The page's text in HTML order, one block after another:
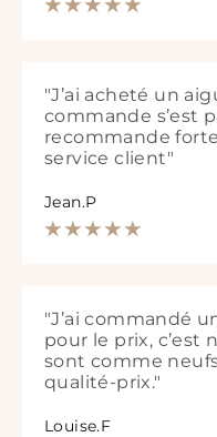
"J’ai acheté un
commande s’est
recommande
service client"
Jean.P
"J’ai commandé
pour le prix, c’est
sont comme
qualité-prix."
Louise.F